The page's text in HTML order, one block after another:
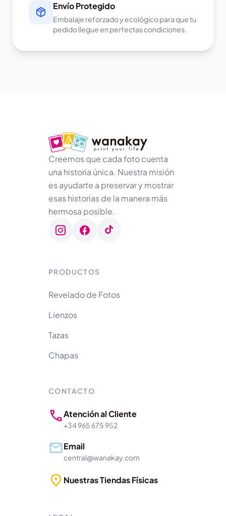
Envío Protegido
Embalaje reforzado y ecológico para que tu
pedido llegue en perfectas condiciones.
Creemos que cada foto cuenta
una historia única. Nuestra misión
es ayudarte a preservar y mostrar
esas historias de la manera más
hermosa posible.
PRODUCTOS
Revelado de Fotos
Lienzos
Tazas
Chapas
CONTACTO
Atención al Cliente
+34 965 675 952
Email
central@wanakay.com
Nuestras Tiendas Físicas